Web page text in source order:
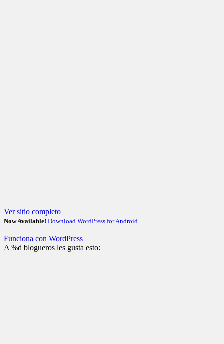
Ver sitio completo
Now Available! Download WordPress for Android
Funciona con WordPress
A%d blogueros les gusta esto: